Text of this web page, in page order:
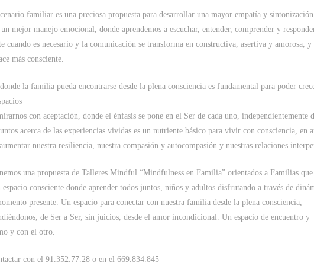
familiar es una preciosa propuesta para desarrollar una mayor empatía y
mejor manejo emocional, donde aprendemos a escuchar, entender, comprender y
cuando es necesario y la comunicación se transforma en constructiva, asertiva y amorosa, y
más consciente.
la familia pueda encontrarse desde la plena consciencia es fundamental para poder
con aceptación, donde el énfasis se pone en el Ser de cada uno, independientemente
acerca de las experiencias vividas es un nutriente básico para vivir con consciencia, en
nuestra resiliencia, nuestra compasión y autocompasión y nuestras relaciones
una propuesta de Talleres Mindful “Mindfulness en Familia” orientados a Familias que
consciente donde aprender todos juntos, niños y adultos disfrutando a través de
presente. Un espacio para conectar con nuestra familia desde la plena consciencia,
de Ser a Ser, sin juicios, desde el amor incondicional. Un espacio de encuentro y
y con el otro.
con el 91.352.77.28 o en el 669.834.845